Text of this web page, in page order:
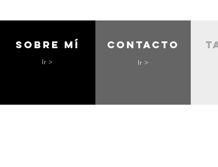
Sobre mí
Ir >
contacto
Ir >